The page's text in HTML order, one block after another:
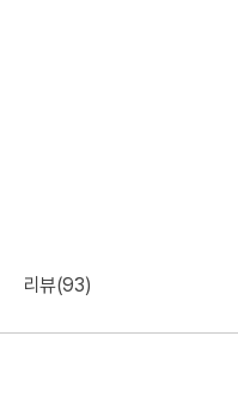
리뷰(93)